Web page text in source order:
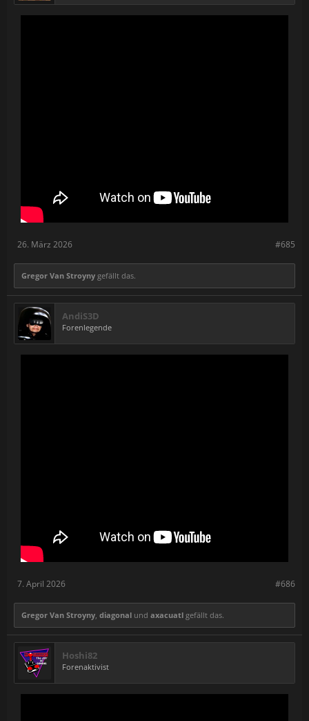
#685
26. März 2026
Gregor Van Stroyny gefällt das.
AndiS3D
Forenlegende
#686
7. April 2026
Gregor Van Stroyny, diagonal und axacuatl gefällt das.
Hoshi82
Forenaktivist